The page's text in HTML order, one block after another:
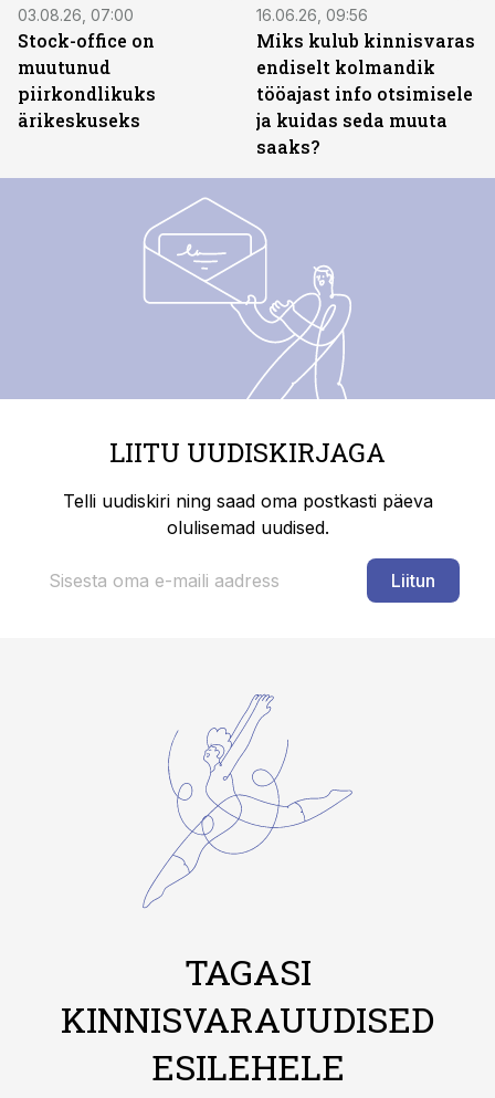
03.08.26, 07:00
Stock-office on
muutunud
piirkondlikuks
ärikeskuseks
16.06.26, 09:56
Miks kulub kinnisvaras
endiselt kolmandik
tööajast info otsimisele
ja kuidas seda muuta
saaks?
LIITU UUDISKIRJAGA
Telli uudiskiri ning saad oma postkasti päeva
olulisemad uudised.
Liitun
TAGASI
KINNISVARAUUDISED
ESILEHELE